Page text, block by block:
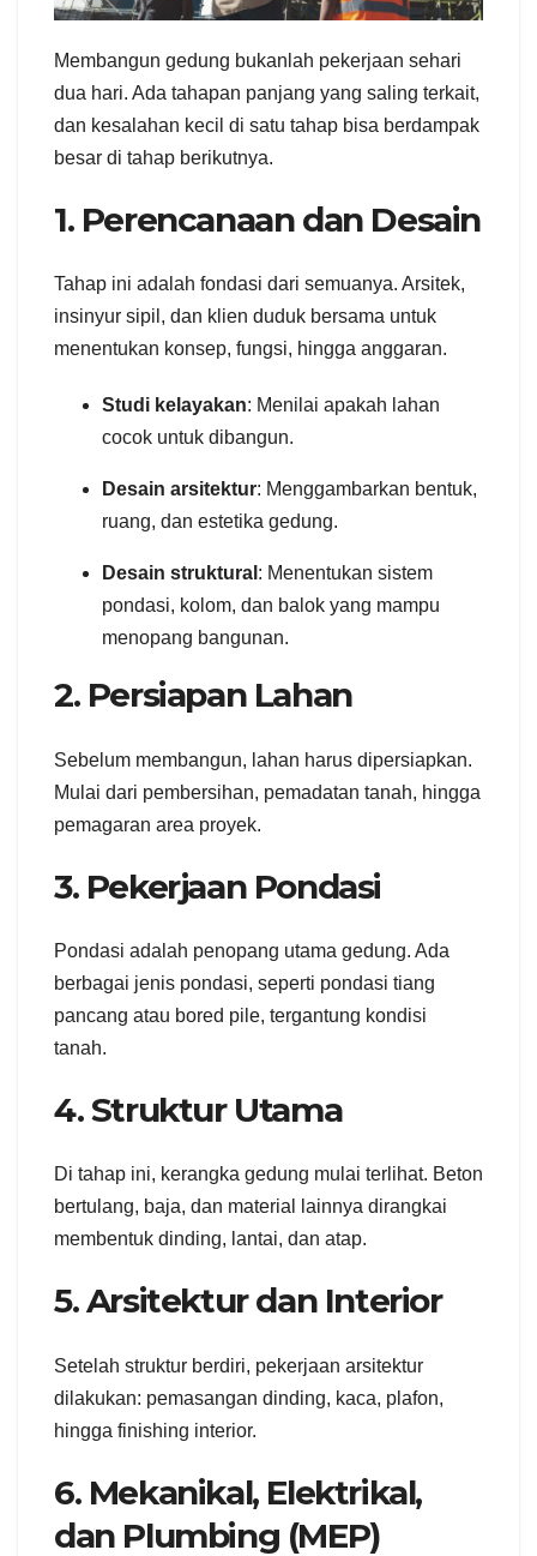
Membangun gedung bukanlah pekerjaan sehari
dua hari. Ada tahapan panjang yang saling terkait,
dan kesalahan kecil di satu tahap bisa berdampak
besar di tahap berikutnya.
1. Perencanaan dan Desain
Tahap ini adalah fondasi dari semuanya. Arsitek,
insinyur sipil, dan klien duduk bersama untuk
menentukan konsep, fungsi, hingga anggaran.
Studi kelayakan: Menilai apakah lahan
cocok untuk dibangun.
Desain arsitektur: Menggambarkan bentuk,
ruang, dan estetika gedung.
Desain struktural : Menentukan sistem
pondasi, kolom, dan balok yang mampu
menopang bangunan.
2. Persiapan Lahan
Sebelum membangun, lahan harus dipersiapkan.
Mulai dari pembersihan, pemadatan tanah, hingga
pemagaran area proyek.
3. Pekerjaan Pondasi
Pondasi adalah penopang utama gedung. Ada
berbagai jenis pondasi, seperti pondasi tiang
pancang atau bored pile, tergantung kondisi
tanah.
4. Struktur Utama
Di tahap ini, kerangka gedung mulai terlihat. Beton
bertulang, baja, dan material lainnya dirangkai
membentuk dinding, lantai, dan atap.
5. Arsitektur dan Interior
Setelah struktur berdiri, pekerjaan arsitektur
dilakukan: pemasangan dinding, kaca, plafon,
hingga finishing interior.
6. Mekanikal, Elektrikal,
dan Plumbing (MEP)